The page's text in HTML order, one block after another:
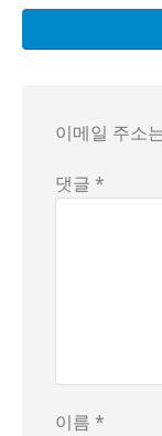
또한 혼자 온 손
영업시간과 휴무
결국 식사 후에
이메일 주소
댓글 *
이름 *